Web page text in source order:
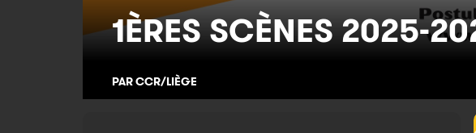
1ÈRES SCÈNES 2025-
PAR CCR/LIÈGE